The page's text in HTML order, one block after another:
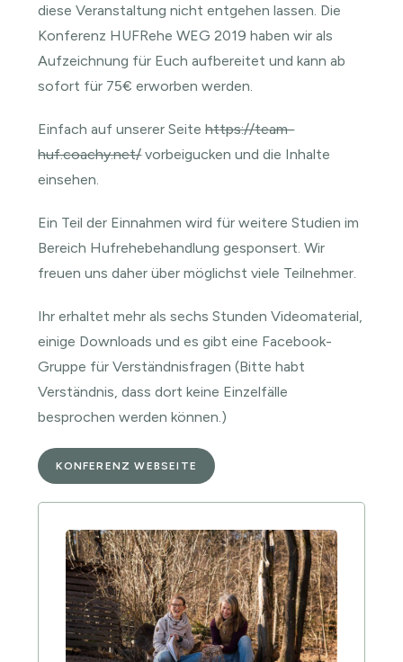
diese Veranstaltung nicht entgehen lassen. Die
Konferenz HUFRehe WEG 2019 haben wir als
Aufzeichnung für Euch aufbereitet und kann ab
sofort für 75€ erworben werden.
Einfach auf unserer Seitehttps://team-
huf.coachy.net/vorbeigucken und die Inhalte
einsehen.
Ein Teil der Einnahmen wird für weitere Studien im
Bereich Hufrehebehandlung gesponsert. Wir
freuen uns daher über möglichst viele Teilnehmer.
Ihr erhaltet mehr als sechs Stunden Videomaterial,
einige Downloads und es gibt eine Facebook-
Gruppe für Verständnisfragen (Bitte habt
Verständnis, dass dort keine Einzelfälle
besprochen werden können.)
KONFERENZ WEBSEITE